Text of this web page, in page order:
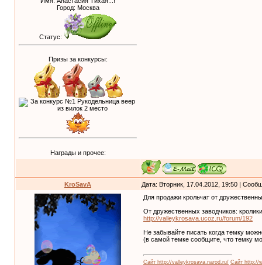
Город: Москва
Статус:
Призы за конкурсы:
Награды и прочее:
KroSavA
Дата: Вторник, 17.04.2012, 19:50 |
Для продажи крольчат от
От дружественных заводчиков:
http://valleykrosava.ucoz.ru/forum/192
Не забывайте писать когда темку
(в самой темке сообщите, что темку
Сайт http://valleykrosava.narod.ru/ Сайт http://